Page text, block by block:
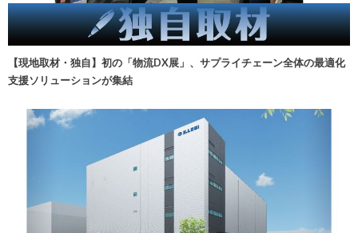
【現地取材・独自】初の「物流DX展」、サプライチェーン全体の最適化
支援ソリューションが集結